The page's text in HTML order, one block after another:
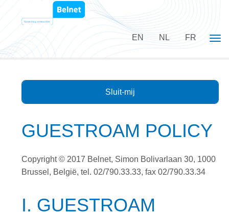
FR
NL
EN
Sluit-mij
GUESTROAM POLICY
Copyright © 2017 Belnet, Simon Bolivarlaan 30, 1000
Brussel, België, tel. 02/790.33.33, fax 02/790.33.34
I. GUESTROAM